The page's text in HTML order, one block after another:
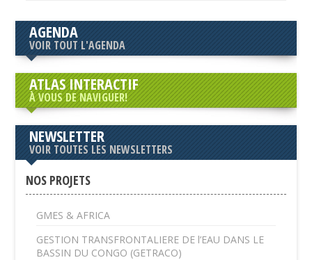
AGENDA
VOIR TOUT L'AGENDA
ATLAS INTERACTIF
À VOUS DE NAVIGUER!
NEWSLETTER
VOIR TOUTES LES NEWSLETTERS
NOS PROJETS
GMES & AFRICA
GESTION TRANSFRONTALIERE DE l’EAU DANS LE
BASSIN DU CONGO (GETRACO)